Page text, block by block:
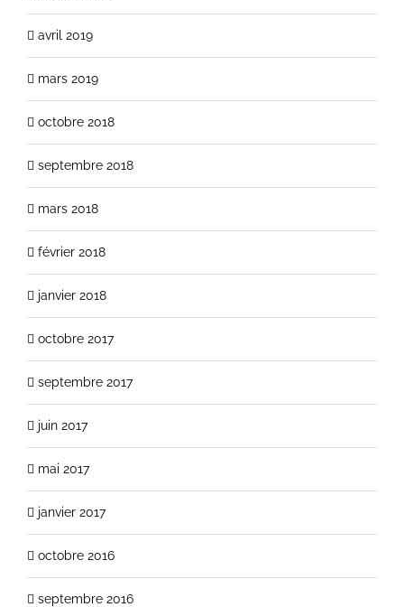
avril 2019
mars 2019
octobre 2018
septembre 2018
mars 2018
février 2018
janvier 2018
octobre 2017
septembre 2017
juin 2017
mai 2017
janvier 2017
octobre 2016
septembre 2016